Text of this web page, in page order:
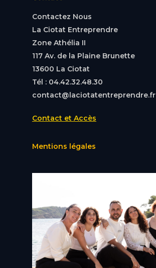
Contactez Nous
La Ciotat Entreprendre
Zone Athélia II
117 Av. de la Plaine Brunette
13600 La Ciotat
Tél : 04.42.32.48.30
contact@laciotatentreprendre.fr
Contact et Accès
Mentions légales